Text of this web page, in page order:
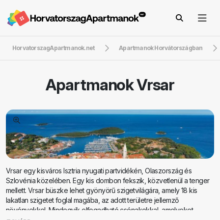
HorvatorszagApartmanok.net Apartmanok Horvátországban
ApartmanokVrsar
Vrsar egy kisváros Isztria nyugati partvidékén, Olaszország és
Szlovénia közelében. Egy kis dombon fekszik, közvetlenül a tenger
mellett. Vrsar büszke lehet gyönyörű szigetvilágára, amely 18 kis
lakatlan szigetet foglal magába, az adott területre jellemző
növényekkel. Mindegyik elfogadható csónakokkal, amelyeket